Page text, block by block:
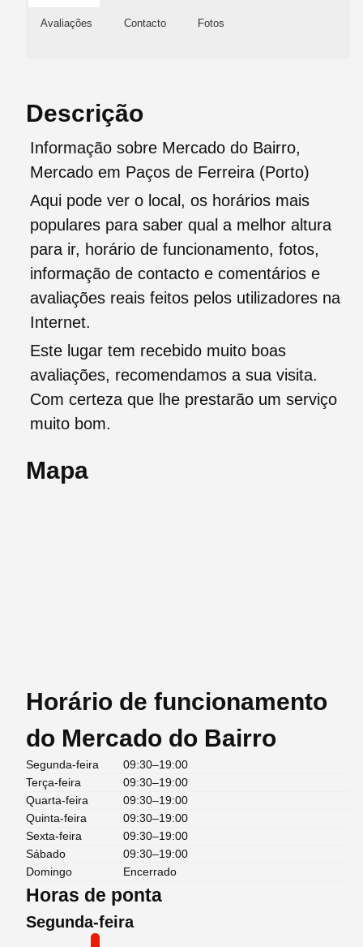
Avaliações Contacto Fotos
Descrição
Informação sobre Mercado do Bairro,
Mercado em Paços de Ferreira (Porto)
Aqui pode ver o local, os horários mais
populares para saber qual a melhor altura
para ir, horário de funcionamento, fotos,
informação de contacto e comentários e
avaliações reais feitos pelos utilizadores na
Internet.
Este lugar tem recebido muito boas
avaliações, recomendamos a sua visita.
Com certeza que lhe prestarão um serviço
muito bom.
Mapa
Horário de funcionamento
do Mercado do Bairro
Segunda-feira
09:30–19:00
Terça-feira
09:30–19:00
Quarta-feira
09:30–19:00
Quinta-feira
09:30–19:00
Sexta-feira
09:30–19:00
Sábado
09:30–19:00
Domingo
Encerrado
Horas de ponta
Segunda-feira